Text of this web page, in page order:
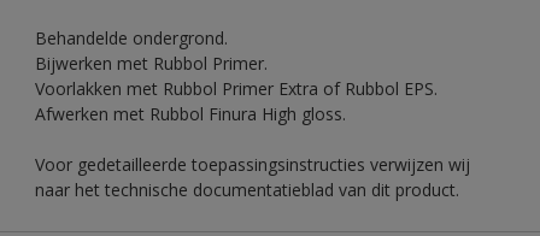
Behandelde ondergrond.
Bijwerken met Rubbol Primer.
Voorlakken met Rubbol Primer Extra of Rubbol EPS.
Afwerken met Rubbol Finura High gloss.
Voor gedetailleerde toepassingsinstructies verwijzen wij
naar het technische documentatieblad van dit product.